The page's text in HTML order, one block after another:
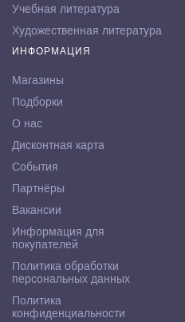
Учебная литература
Художественная литература
ИНФОРМАЦИЯ
Магазины
Подборки
О нас
Дисконтная карта
События
Партнёры
Вакансии
Информация для
покупателей
Политика обработки
персональных данных
Политика
конфиденциальности